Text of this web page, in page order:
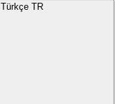
Türkçe TR